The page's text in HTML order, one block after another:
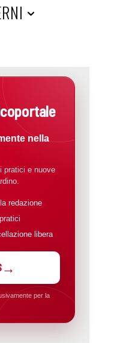
nella
pratici e nuove
redazione
libera
per la